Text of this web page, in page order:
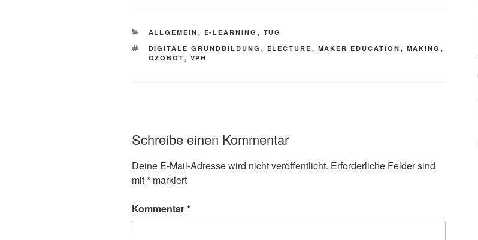
KATEGORIEN
ALLGEMEIN , E-LEARNING , TUG
SCHLAGWÖRTER
DIGITALE GRUNDBILDUNG , ELECTURE , MAKER EDUCATION , MAKING ,
OZOBOT, VPH
Schreibe einen Kommentar
Deine E-Mail-Adresse wird nicht veröffentlicht. Erforderliche Felder sind
mit* markiert
Kommentar*